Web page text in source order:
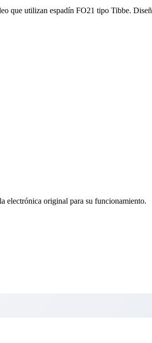
que utilizan espadín FO21 tipo Tibbe.
electrónica original para su funcionamiento.